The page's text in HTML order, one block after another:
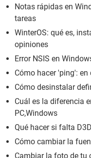
Notas rápidas en
tareas
WinterOS: qué es,
opiniones
Error NSIS en
Cómo hacer 'ping': en
Cómo desinstalar
Cuál es la diferencia
PC,Windows
Qué hacer si falta
Cómo cambiar la
Cambiar la foto de tu